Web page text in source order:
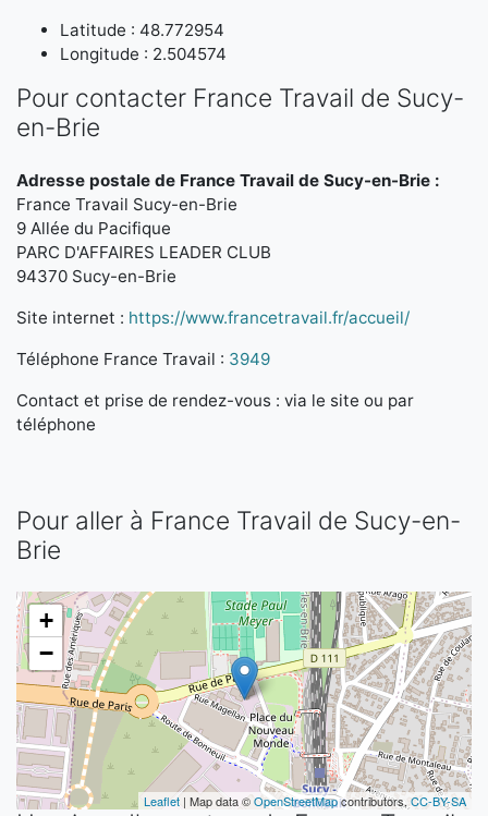
Latitude : 48.772954
Longitude : 2.504574
Pour contacter France Travail de Sucy-
en-Brie
Adresse postale de France Travail de Sucy-en-Brie :
France Travail Sucy-en-Brie
9 Allée du Pacifique
PARC D'AFFAIRES LEADER CLUB
94370 Sucy-en-Brie
Site internet : https://www.francetravail.fr/accueil/
Téléphone France Travail : 3949
Contact et prise de rendez-vous : via le site ou par
téléphone
Pour aller à France Travail de Sucy-en-
Brie
+
−
Leaflet | Map data ©OpenStreetMapcontributors, CC-BY-SA